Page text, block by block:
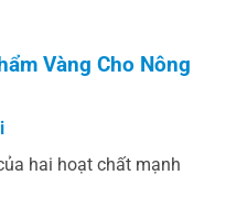
Vàng Cho Nông
hai hoạt chất mạnh